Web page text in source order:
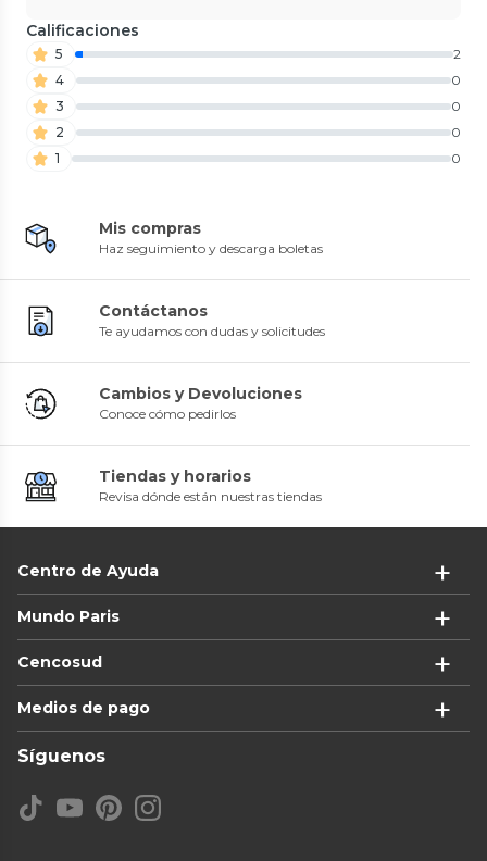
Calificaciones
5
2
4
0
3
0
2
0
1
0
Mis compras
Haz seguimiento y descarga boletas
Contáctanos
Te ayudamos con dudas y solicitudes
Cambios y Devoluciones
Conoce cómo pedirlos
Tiendas y horarios
Revisa dónde están nuestras tiendas
Centro de Ayuda
Mundo Paris
Cencosud
Medios de pago
Síguenos